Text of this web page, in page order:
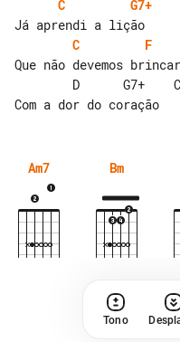
C
G7+
C
F
Que não devemos brincar
Am7 Bm
Tono